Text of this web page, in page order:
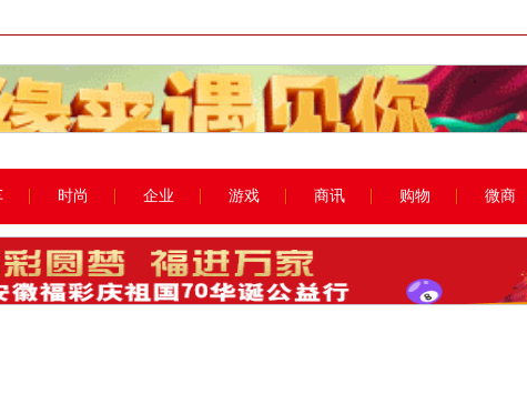
时尚 企业 游戏 商讯 购物 微商